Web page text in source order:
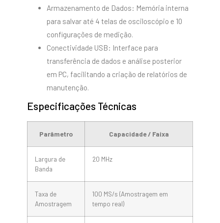
Armazenamento de Dados: Memória interna
para salvar até 4 telas de osciloscópio e 10
configurações de medição.
Conectividade USB: Interface para
transferência de dados e análise posterior
em PC, facilitando a criação de relatórios de
manutenção.
Especificações Técnicas
Parâmetro Capacidade / Faixa
Largura de
Banda
20 MHz
Taxa de
Amostragem
100 MS/s (Amostragem em
tempo real)